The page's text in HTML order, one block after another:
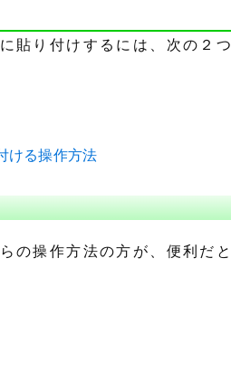
貼り付けするには、次の２つ
ける操作方法
の操作方法の方が、便利だと